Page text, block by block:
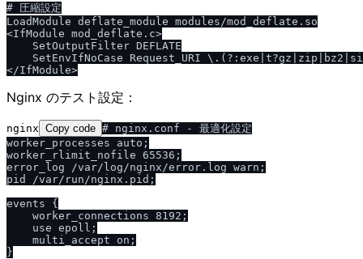
# 圧縮設定
LoadModule deflate_module modules/mod_deflate.so
<IfModule mod_deflate.c>
    SetOutputFilter DEFLATE
SetEnvIfNoCase Request_URI
Nginx のテスト設定：
nginx Copy code # nginx.conf - 最適化設定
worker_processes auto;
worker_rlimit_nofile 65536;
error_log /var/log/nginx/error.log warn;
pid /var/run/nginx.pid;
events {
    worker_connections 8192;
    use epoll;
    multi_accept on;
}